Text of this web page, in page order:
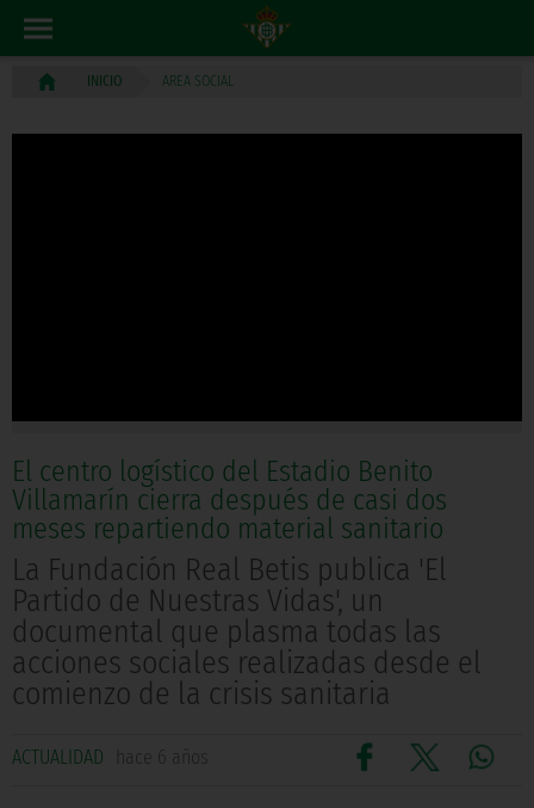
INICIO AREA SOCIAL
El centro logístico del Estadio Benito
Villamarín cierra después de casi dos
meses repartiendo material sanitario
La Fundación Real Betis publica 'El
Partido de Nuestras Vidas', un
documental que plasma todas las
acciones sociales realizadas desde el
comienzo de la crisis sanitaria
ACTUALIDAD hace 6 años